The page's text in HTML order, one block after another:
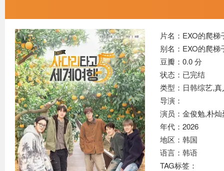
片名：EXO的爬
别名：EXO的爬梯
豆瓣：0.0 分
状态：已完结
类型：日韩综艺,真
导演：
演员：金俊勉,朴
年代：2026
地区：韩国
语言：韩语
TAG标签：